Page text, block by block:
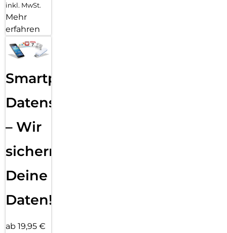
inkl. MwSt.
Mehr
erfahren
Smartphone
Datensicherung
– Wir
sichern
Deine
Daten!
ab 19,95 €